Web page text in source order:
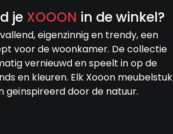
je XOOON in de winkel?
eigenzinnig en trendy, een
voor de woonkamer. De collectie
vernieuwd en speelt in op de
en kleuren. Elk Xooon meubelstuk
geïnspireerd door de natuur.